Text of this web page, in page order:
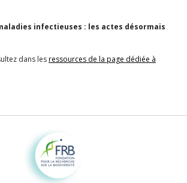
infectieuses : les actes désormais
dans lesressources de la page dédiée à
sur la biodiversité